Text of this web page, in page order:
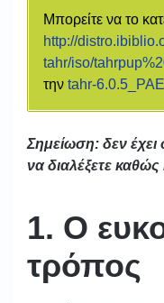
Μπορείτε να το
http://
tahr/iso/
την tahr-
Σημείωση: δεν
να διαλέξετε
1. Ο
τρόπος